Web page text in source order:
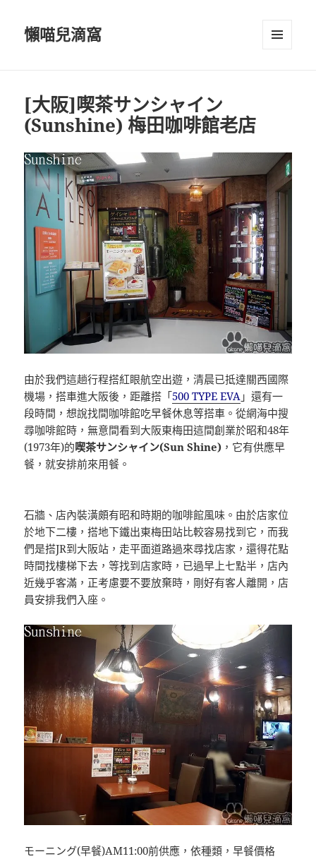
懶喵兒滴窩
[大阪]喫茶サンシャイン
(Sunshine) 梅田咖啡館老店
由於我們這趟行程搭紅眼航空出遊，清晨已抵達關西國際
機場，搭車進大阪後，距離搭「500 TYPE EVA 」還有一
段時間，想說找間咖啡館吃早餐休息等搭車。從網海中搜
尋咖啡館時，無意間看到大阪東梅田這間創業於昭和48年
(1973年)的喫茶サンシャイン(Sun Shine) ，它有供應早
餐，就安排前來用餐。
石牆、店內裝潢頗有昭和時期的咖啡館風味。由於店家位
於地下二樓，搭地下鐵出東梅田站比較容易找到它，而我
們是搭JR到大阪站，走平面道路過來尋找店家，還得花點
時間找樓梯下去，等找到店家時，已過早上七點半，店內
近幾乎客滿，正考慮要不要放棄時，剛好有客人離開，店
員安排我們入座。
モーニング(早餐)AM11:00前供應，依種類，早餐價格